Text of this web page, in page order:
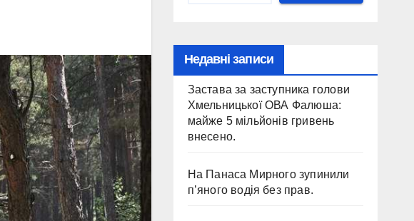
Недавні записи
Застава за заступника голови
Хмельницької ОВА Фалюша:
майже 5 мільйонів гривень
внесено.
На Панаса Мирного зупинили
п’яного водія без прав.